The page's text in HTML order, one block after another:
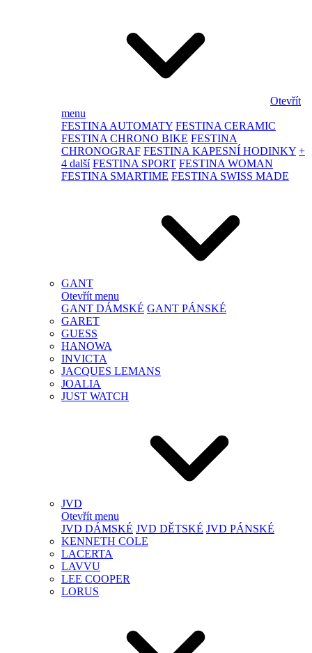
Otevřít
menu
FESTINA AUTOMATY FESTINA CERAMIC
FESTINA CHRONO BIKE FESTINA
CHRONOGRAF FESTINA KAPESNÍ HODINKY +
4 další FESTINA SPORT FESTINA WOMAN
FESTINA SMARTIME FESTINA SWISS MADE
GANT
Otevřít menu
GANT DÁMSKÉ GANT PÁNSKÉ
GARET
GUESS
HANOWA
INVICTA
JACQUES LEMANS
JOALIA
JUST WATCH
JVD
Otevřít menu
JVD DÁMSKÉ JVD DĚTSKÉ JVD PÁNSKÉ
KENNETH COLE
LACERTA
LAVVU
LEE COOPER
LORUS